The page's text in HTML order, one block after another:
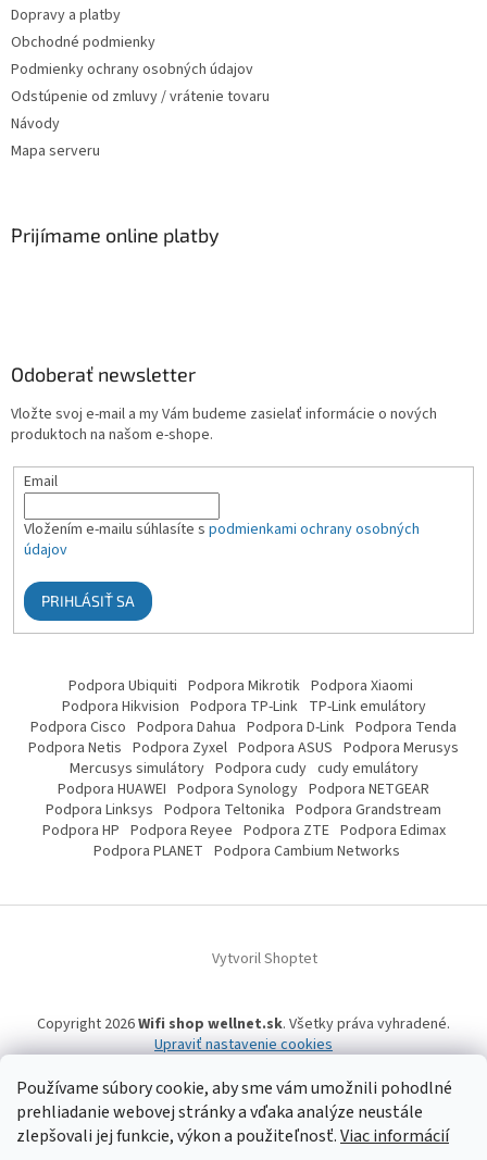
Používame súbory cookie, aby sme vám umožnili pohodlné
prehliadanie webovej stránky a vďaka analýze neustále
zlepšovali jej funkcie, výkon a použiteľnosť.Viac informácií
Dopravy a platby
Obchodné podmienky
Podmienky ochrany osobných údajov
Odstúpenie od zmluvy / vrátenie tovaru
Návody
Mapa serveru
Prijímame online platby
Odoberať newsletter
Vložte svoj e-mail a my Vám budeme zasielať informácie o nových
produktoch na našom e-shope.
Email
Vložením e-mailu súhlasíte s podmienkami ochrany osobných
údajov
PRIHLÁSIŤ SA
Podpora Ubiquiti Podpora Mikrotik Podpora Xiaomi
Podpora Hikvision Podpora TP-Link TP-Link emulátory
Podpora Cisco Podpora Dahua Podpora D-Link Podpora Tenda
Podpora Netis Podpora Zyxel Podpora ASUS Podpora Merusys
Mercusys simulátory Podpora cudy cudy emulátory
Podpora HUAWEI Podpora Synology Podpora NETGEAR
Podpora Linksys Podpora Teltonika Podpora Grandstream
Podpora HP Podpora Reyee Podpora ZTE Podpora Edimax
Podpora PLANET Podpora Cambium Networks
Vytvoril Shoptet
Copyright 2026Wifi shop wellnet.sk. Všetky práva vyhradené.
Upraviť nastavenie cookies
Wifi shop wellnet.sk prevádzkuje spoločnosť WELLNET, s.r.o.,IČO: 36484610,
OR OS: Prešov odd. Sro 14019/P, IČ DPH: SK2020015206 | Tel:+421 905 269 141
| WhatsApp, Signal, Telegram: +421 905 269 141 | Informácie o produktoch a